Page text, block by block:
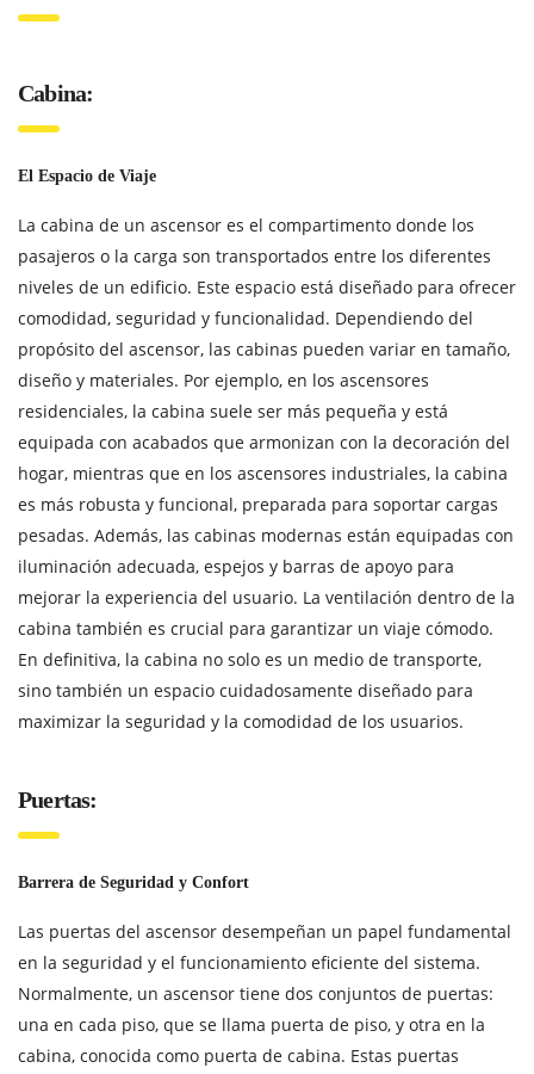
Cabina:
El Espacio de Viaje
La cabina de un ascensor es el compartimento donde los
pasajeros o la carga son transportados entre los diferentes
niveles de un edificio. Este espacio está diseñado para ofrecer
comodidad, seguridad y funcionalidad. Dependiendo del
propósito del ascensor, las cabinas pueden variar en tamaño,
diseño y materiales. Por ejemplo, en los ascensores
residenciales, la cabina suele ser más pequeña y está
equipada con acabados que armonizan con la decoración del
hogar, mientras que en los ascensores industriales, la cabina
es más robusta y funcional, preparada para soportar cargas
pesadas. Además, las cabinas modernas están equipadas con
iluminación adecuada, espejos y barras de apoyo para
mejorar la experiencia del usuario. La ventilación dentro de la
cabina también es crucial para garantizar un viaje cómodo.
En definitiva, la cabina no solo es un medio de transporte,
sino también un espacio cuidadosamente diseñado para
maximizar la seguridad y la comodidad de los usuarios.
Puertas:
Barrera de Seguridad y Confort
Las puertas del ascensor desempeñan un papel fundamental
en la seguridad y el funcionamiento eficiente del sistema.
Normalmente, un ascensor tiene dos conjuntos de puertas:
una en cada piso, que se llama puerta de piso, y otra en la
cabina, conocida como puerta de cabina. Estas puertas